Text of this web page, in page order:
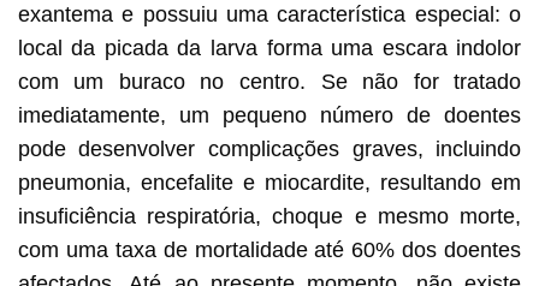
exantema e possuiu uma característica especial: o
local da picada da larva forma uma escara indolor
com um buraco no centro. Se não for tratado
imediatamente, um pequeno número de doentes
pode desenvolver complicações graves, incluindo
pneumonia, encefalite e miocardite, resultando em
insuficiência respiratória, choque e mesmo morte,
com uma taxa de mortalidade até 60% dos doentes